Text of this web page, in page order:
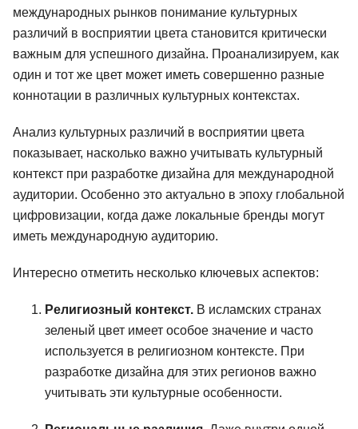
международных рынков понимание культурных
различий в восприятии цвета становится критически
важным для успешного дизайна. Проанализируем, как
один и тот же цвет может иметь совершенно разные
коннотации в различных культурных контекстах.
Анализ культурных различий в восприятии цвета
показывает, насколько важно учитывать культурный
контекст при разработке дизайна для международной
аудитории. Особенно это актуально в эпоху глобальной
цифровизации, когда даже локальные бренды могут
иметь международную аудиторию.
Интересно отметить несколько ключевых аспектов:
Религиозный контекст. В исламских странах
зеленый цвет имеет особое значение и часто
используется в религиозном контексте. При
разработке дизайна для этих регионов важно
учитывать эти культурные особенности.